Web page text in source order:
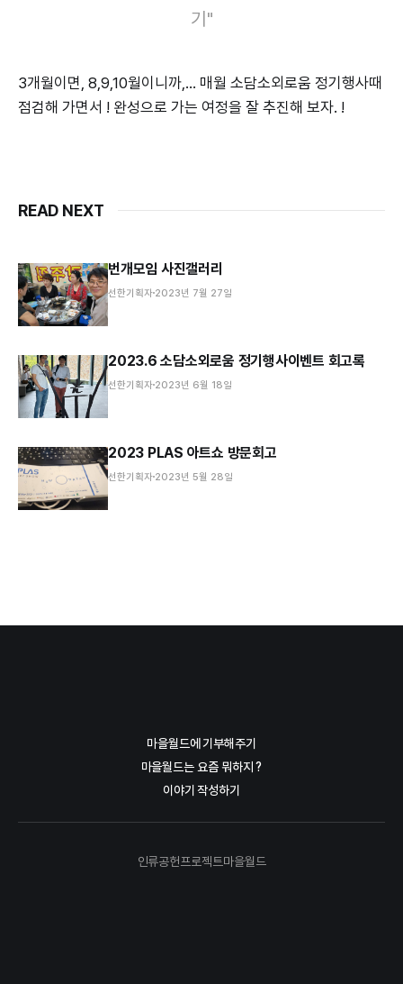
기"
3개월이면, 8,9,10월이니까,... 매월 소담소외로움 정기행사때
점검해 가면서 ! 완성으로 가는 여정을 잘 추진해 보자. !
READ NEXT
번개모임 사진갤러리
선한기획자 2023년 7월 27일
2023.6 소담소외로움 정기행사이벤트 회고록
선한기획자 2023년 6월 18일
2023 PLAS 아트쇼 방문회고
선한기획자 2023년 5월 28일
마을월드에 기부해주기
마을월드는 요즘 뭐하지 ?
이야기 작성하기
인류공헌프로젝트마을월드